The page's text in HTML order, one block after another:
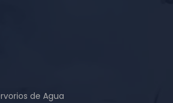
de Agua